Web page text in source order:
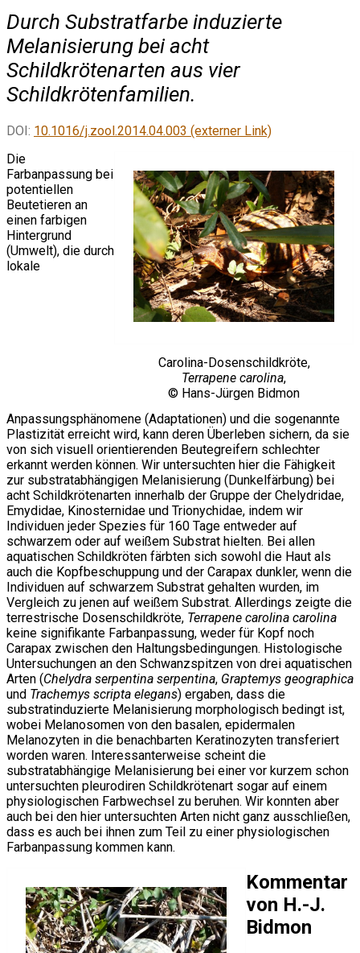
Durch Substratfarbe induzierte
Melanisierung bei acht
Schildkrötenarten aus vier
Schildkrötenfamilien.
DOI: 10.1016/j.zool.2014.04.003 (externer Link)
Carolina-Dosenschildkröte,
Terrapene carolina,
© Hans-Jürgen Bidmon
Die
Farbanpassung bei
potentiellen
Beutetieren an
einen farbigen
Hintergrund
(Umwelt), die durch
lokale
Anpassungsphänomene (Adaptationen) und die sogenannte
Plastizität erreicht wird, kann deren Überleben sichern, da sie
von sich visuell orientierenden Beutegreifern schlechter
erkannt werden können. Wir untersuchten hier die Fähigkeit
zur substratabhängigen Melanisierung (Dunkelfärbung) bei
acht Schildkrötenarten innerhalb der Gruppe der Chelydridae,
Emydidae, Kinosternidae und Trionychidae, indem wir
Individuen jeder Spezies für 160 Tage entweder auf
schwarzem oder auf weißem Substrat hielten. Bei allen
aquatischen Schildkröten färbten sich sowohl die Haut als
auch die Kopfbeschuppung und der Carapax dunkler, wenn die
Individuen auf schwarzem Substrat gehalten wurden, im
Vergleich zu jenen auf weißem Substrat. Allerdings zeigte die
terrestrische Dosenschildkröte, Terrapene carolina carolina
keine signifikante Farbanpassung, weder für Kopf noch
Carapax zwischen den Haltungsbedingungen. Histologische
Untersuchungen an den Schwanzspitzen von drei aquatischen
Arten (Chelydra serpentina serpentina, Graptemys geographica
und Trachemys scripta elegans) ergaben, dass die
substratinduzierte Melanisierung morphologisch bedingt ist,
wobei Melanosomen von den basalen, epidermalen
Melanozyten in die benachbarten Keratinozyten transferiert
worden waren. Interessanterweise scheint die
substratabhängige Melanisierung bei einer vor kurzem schon
untersuchten pleurodiren Schildkrötenart sogar auf einem
physiologischen Farbwechsel zu beruhen. Wir konnten aber
auch bei den hier untersuchten Arten nicht ganz ausschließen,
dass es auch bei ihnen zum Teil zu einer physiologischen
Farbanpassung kommen kann.
Kommentar
von H.-J.
Bidmon